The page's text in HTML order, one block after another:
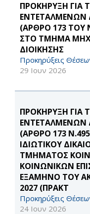
ΠΡΟΚΗΡΥΞΗ ΓΙΑ
(ΑΡΘΡΟ 173 ΤΟΥ
ΣΤΟ ΤΜΗΜΑ
ΔΙΟΙΚΗΣΗΣ
Προκηρύξεις
29 Ιουν 2026
ΠΡΟΚΗΡΥΞΗ ΓΙΑ
(ΑΡΘΡΟ 173
ΙΔΙΩΤΙΚΟΥ
ΤΜΗΜΑΤΟΣ
ΚΟΙΝΩΝΙΚΩΝ
ΕΞΑΜΗΝΟ ΤΟΥ
2027 (ΠΡΑΚΤ
Προκηρύξεις
24 Ιουν 2026